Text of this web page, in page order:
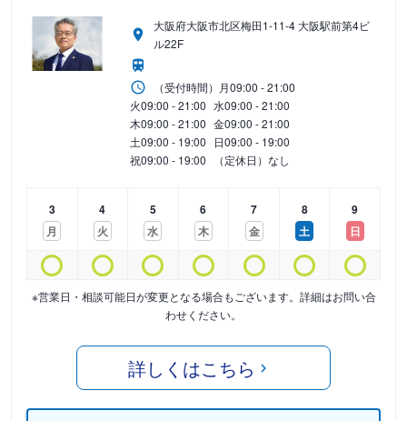
大阪府大阪市北区梅田1-11-4 大阪駅前第4ビ
ル22F
（受付時間） 月09:00 - 21:00
火09:00 - 21:00 水09:00 - 21:00
木09:00 - 21:00 金09:00 - 21:00
土09:00 - 19:00 日09:00 - 19:00
祝09:00 - 19:00 （定休日）なし
3
月
4
火
5
水
6
木
7
金
8
土
9
日
※営業日・相談可能日が変更となる場合もございます。詳細はお問い合
わせください。
詳しくはこちら